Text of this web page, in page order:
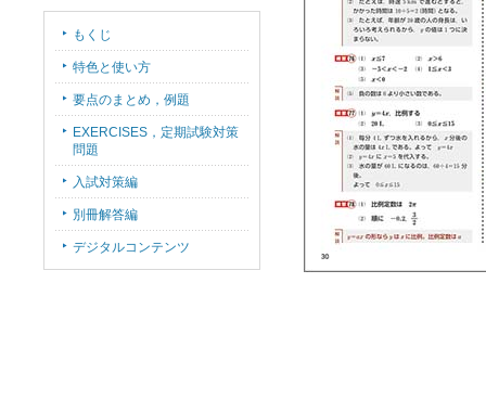
もくじ
特色と使い方
要点のまとめ，例題
EXERCISES，定期試験対策
問題
入試対策編
別冊解答編
デジタルコンテンツ